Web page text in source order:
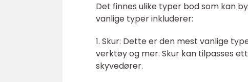
Det finnes ulike typer bod som kan
vanlige typer inkluderer:
1. Skur: Dette er den mest vanlige
verktøy og mer. Skur kan tilpasses
skyvedører.